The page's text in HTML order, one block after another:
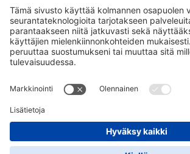
Seuraa meitä
Hero Global
Copyright © Corny 2026